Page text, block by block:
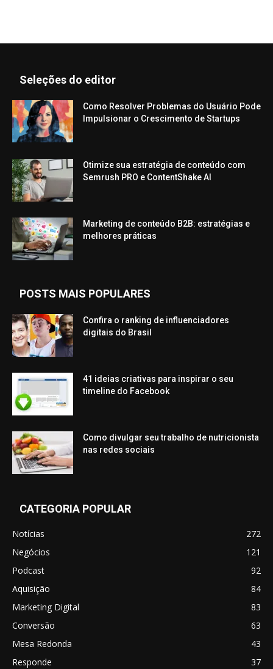
Seleções do editor
Como Resolver Problemas do Usuário Pode
Impulsionar o Crescimento de Startups
Otimize sua estratégia de conteúdo com
Semrush PRO e ContentShake AI
Marketing de conteúdo B2B: estratégias e
melhores práticas
POSTS MAIS POPULARES
Confira o ranking de influenciadores
digitais do Brasil
41 ideias criativas para inspirar o seu
timeline do Facebook
Como divulgar seu trabalho de nutricionista
nas redes sociais
CATEGORIA POPULAR
Notícias
272
Negócios
121
Podcast
92
Aquisição
84
Marketing Digital
83
Conversão
63
Mesa Redonda
43
Responde
37